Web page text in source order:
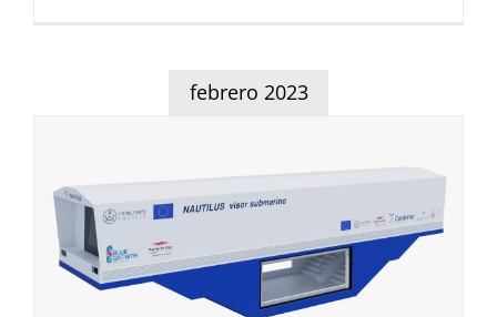
febrero 2023
Cardama Shipyard entrega El
Nautilus al Puerto de Vigo
Noticias del Sector Marítimo